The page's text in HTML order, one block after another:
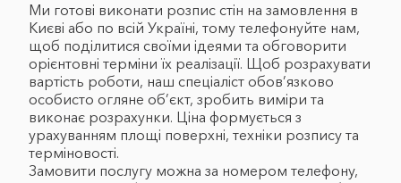
Ми готові виконати розпис стін на замовлення в
Києві або по всій Україні, тому телефонуйте нам,
щоб поділитися своїми ідеями та обговорити
орієнтовні терміни їх реалізації. Щоб розрахувати
вартість роботи, наш спеціаліст обов’язково
особисто огляне об’єкт, зробить виміри та
виконає розрахунки. Ціна формується з
урахуванням площі поверхні, техніки розпису та
терміновості.
Замовити послугу можна за номером телефону,